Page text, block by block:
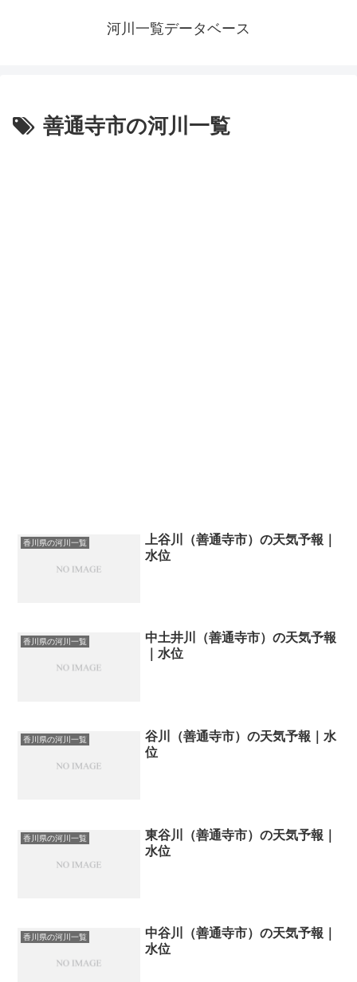
河川一覧データベース
善通寺市の河川一覧
香川県の河川一覧
上谷川（善通寺市）の天気予報｜
水位
香川県の河川一覧
中土井川（善通寺市）の天気予報
｜水位
香川県の河川一覧
谷川（善通寺市）の天気予報｜水
位
香川県の河川一覧
東谷川（善通寺市）の天気予報｜
水位
香川県の河川一覧
中谷川（善通寺市）の天気予報｜
水位